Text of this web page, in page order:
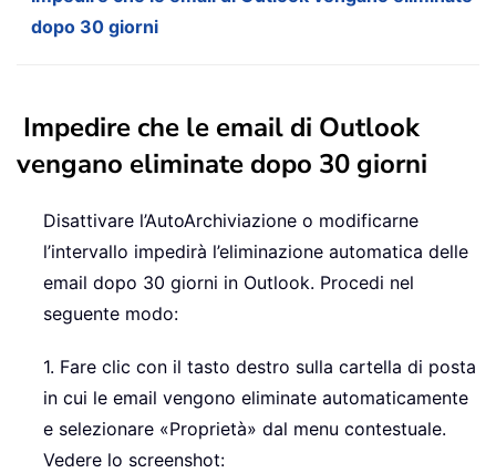
dopo 30 giorni
Impedire che le email di Outlook
vengano eliminate dopo 30 giorni
Disattivare l’AutoArchiviazione o modificarne
l’intervallo impedirà l’eliminazione automatica delle
email dopo 30 giorni in Outlook. Procedi nel
seguente modo:
1. Fare clic con il tasto destro sulla cartella di posta
in cui le email vengono eliminate automaticamente
e selezionare «Proprietà» dal menu contestuale.
Vedere lo screenshot: